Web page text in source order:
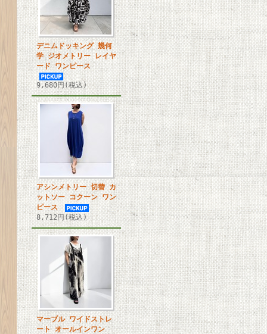
デニムドッキング 幾何
学 ジオメトリー レイヤ
ード ワンピース
9,680円(税込)
アシンメトリー 切替 カ
ットソー コクーン ワン
ピース
8,712円(税込)
マーブル ワイドストレ
ート オールインワン